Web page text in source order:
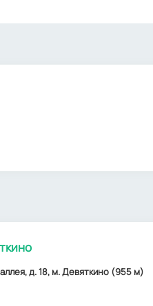
д. 18, м. Девяткино (955 м)